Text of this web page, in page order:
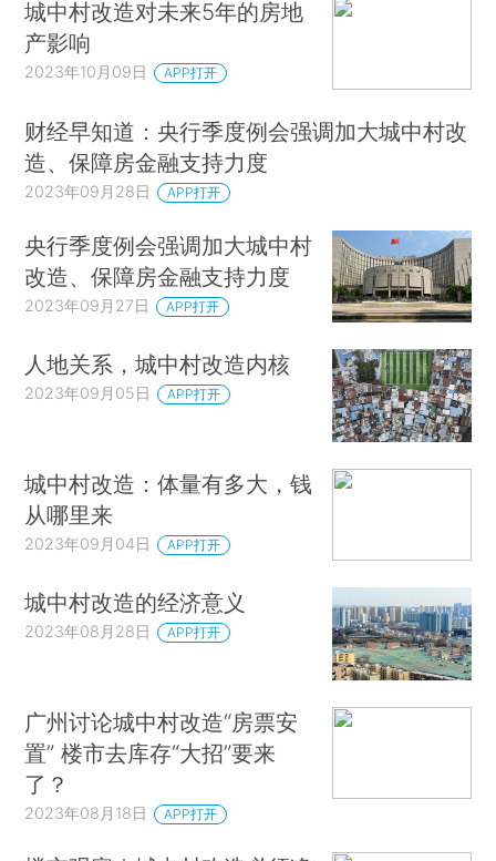
城中村改造对未来5年的房地
产影响
2023年10月09日 APP打开
财经早知道：央行季度例会强调加大城中村改
造、保障房金融支持力度
2023年09月28日 APP打开
央行季度例会强调加大城中村
改造、保障房金融支持力度
2023年09月27日 APP打开
人地关系，城中村改造内核
2023年09月05日 APP打开
城中村改造：体量有多大，钱
从哪里来
2023年09月04日 APP打开
城中村改造的经济意义
2023年08月28日 APP打开
广州讨论城中村改造“房票安
置” 楼市去库存“大招”要来
了？
2023年08月18日 APP打开